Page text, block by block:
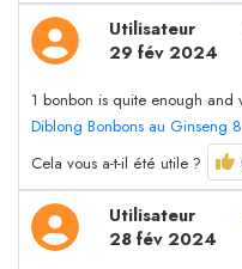
Utilisateur
29 fév 2024
1 bonbon is quite enough and
Diblong Bonbons au Ginseng
Cela vous a-t-il été utile ?
Utilisateur
28 fév 2024